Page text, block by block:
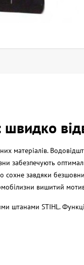
матеріалів.
забезпечують
завдяки
вишитий
штанами STIHL.